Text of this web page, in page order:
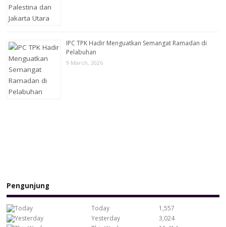
IPC TPK Hadir Menguatkan Semangat Ramadan di
Pelabuhan
9 March, 2026
Pengunjung
Today
1,557
Yesterday
3,024